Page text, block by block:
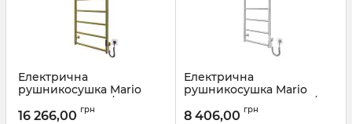
Електрична
рушникосушка Mario
Hotel-І 1090х530/240 TR К
золото сатин
16 266,00 грн
Електрична
рушникосушка Mario
Класік F НР-I 1090х430/75
TR K
8 406,00 грн